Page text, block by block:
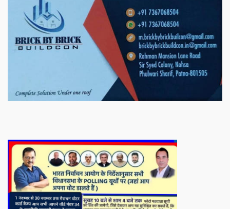
बिरादराने मिलात – अतिना वेलफ़ेयर फाउंडेशन, बेरोजगार महिलाओं के लिए बेहतर
स्वयं रोजगार के एक बेहतर अवसर प्रदान करने जा रहा है जिसके लिये महिलाओं
को प्रशिक्षित कर उन्हें स्वयं रोजगार सम्मुख बनाया जा सके। ताकि उन्हें अपनी
आजीविका के लिए अपना घर छोड़ना न पड़े। निवेदक – अतिना वेलफेयर
फाउंडेशन – बिहारशरीफ रहबर यूनिट।